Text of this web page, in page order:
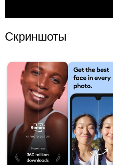
Скриншоты